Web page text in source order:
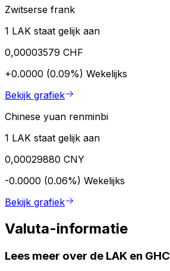
Zwitserse frank
1 LAK staat gelijk aan
0,00003579 CHF
+0.0000 (0.09%) Wekelijks
Bekijk grafiek
Chinese yuan renminbi
1 LAK staat gelijk aan
0,00029880 CNY
-0.0000 (0.06%) Wekelijks
Bekijk grafiek
Valuta-informatie
Lees meer over de LAK en GHC